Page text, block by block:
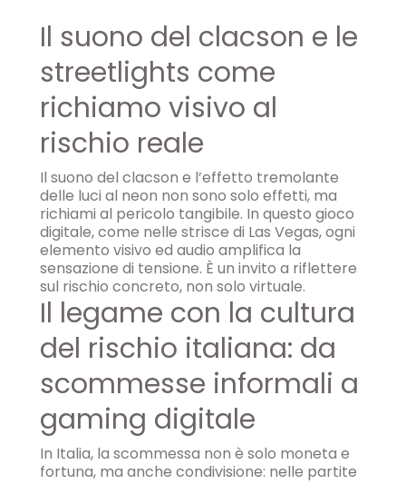
Il suono del clacson e le
streetlights come
richiamo visivo al
rischio reale
Il suono del clacson e l’effetto tremolante
delle luci al neon non sono solo effetti, ma
richiami al pericolo tangibile. In questo gioco
digitale, come nelle strisce di Las Vegas, ogni
elemento visivo ed audio amplifica la
sensazione di tensione. È un invito a riflettere
sul rischio concreto, non solo virtuale.
Il legame con la cultura
del rischio italiana: da
scommesse informali a
gaming digitale
In Italia, la scommessa non è solo moneta e
fortuna, ma anche condivisione: nelle partite